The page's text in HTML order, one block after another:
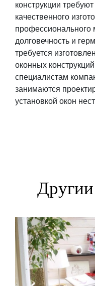
конструкции
качественного
профессионального
долговечность и
требуется
оконных
специалистам
занимаются
установкой окон